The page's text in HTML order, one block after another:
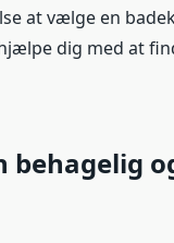
at vælge en
dig med at
behagelig